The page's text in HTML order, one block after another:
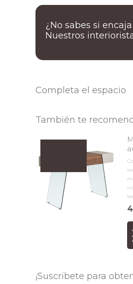
¿No sabes si
Nuestros
Completa el espacio
También te
¡Suscribete para